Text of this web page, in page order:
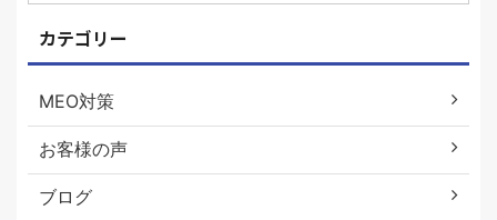
カテゴリー
MEO対策
お客様の声
ブログ